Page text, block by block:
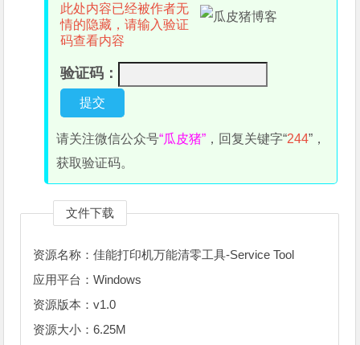
此处内容已经被作者无
情的隐藏，请输入验证
码查看内容
验证码：
请关注微信公众号“瓜皮猪” ，回复关键字“244”，
获取验证码。
文件下载
资源名称：佳能打印机万能清零工具-Service Tool
应用平台：Windows
资源版本：v1.0
资源大小：6.25M